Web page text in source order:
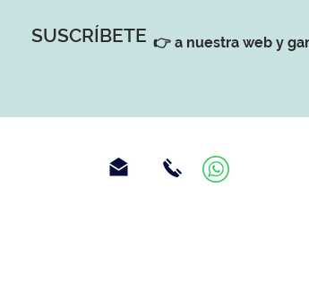
SUSCRÍBETE 👉 a nuestra web y